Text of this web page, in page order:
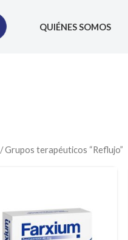
QUIÉNES SOMOS
/ Grupos terapéuticos “Reflujo”